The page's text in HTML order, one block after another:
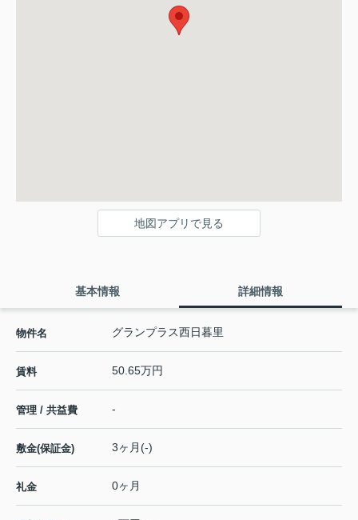
地図アプリで見る
基本情報 詳細情報
物件名 グランプラス西日暮里
賃料 50.65万円
管理 / 共益費 -
敷金(保証金) 3ヶ月(-)
礼金 0ヶ月